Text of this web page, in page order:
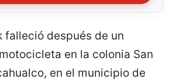
falleció después de un
en la colonia San
en el municipio de